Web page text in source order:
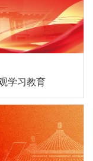
学习教育